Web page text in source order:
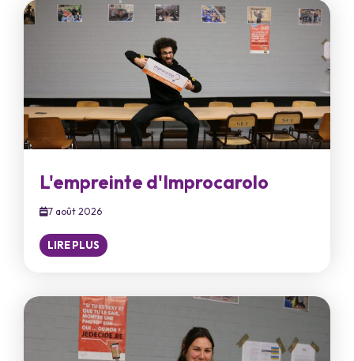
L'empreinte d'Improcarolo
7 août 2026
LIRE PLUS